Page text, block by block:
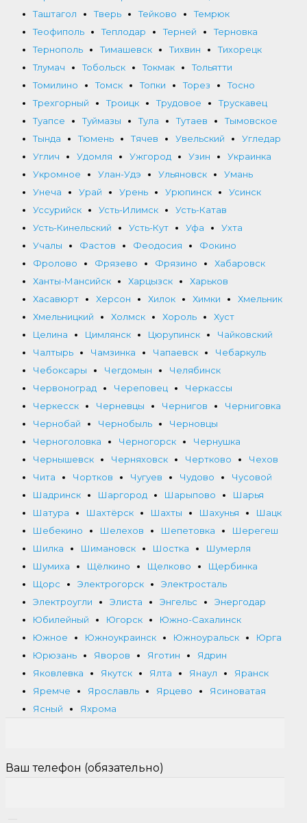
Таштагол
Тверь Тейково
Темрюк
Теофиполь
Теплодар Терней
Терновка
Тернополь
Тимашевск Тихвин
Тихорецк
Тлумач
Тобольск Токмак
Тольятти
Томилино
Томск Топки Торез
Тосно
Трехгорный
Троицк Трудовое
Трускавец
Туапсе
Туймазы Тула Тутаев
Тымовское
Тында
Тюмень Тячев Увельский
Угледар
Углич
Удомля Ужгород Узин
Украинка
Укромное
Улан-Удэ Ульяновск
Умань
Унеча
Урай Урень Урюпинск
Усинск
Уссурийск
Усть-Илимск
Усть-Катав
Усть-Кинельский
Усть-Кут Уфа
Ухта
Учалы
Фастов Феодосия
Фокино
Фролово
Фрязево Фрязино
Хабаровск
Ханты-Мансийск
Харцызск
Харьков
Хасавюрт
Херсон Хилок Химки
Хмельник
Хмельницкий
Холмск Хороль
Хуст
Целина
Цимлянск Цюрупинск
Чайковский
Чалтырь
Чамзинка Чапаевск
Чебаркуль
Чебоксары
Чегдомын
Челябинск
Червоноград
Череповец
Черкассы
Черкесск
Черневцы Чернигов
Черниговка
Чернобай
Чернобыль
Черновцы
Черноголовка
Черногорск
Чернушка
Чернышевск
Черняховск Чертково
Чехов
Чита
Чортков Чугуев Чудово
Чусовой
Шадринск
Шаргород Шарыпово
Шарья
Шатура
Шахтёрск Шахты Шахунья
Шацк
Шебекино
Шелехов Шепетовка
Шерегеш
Шилка
Шимановск Шостка
Шумерля
Шумиха
Щёлкино Щелково
Щербинка
Щорс
Электрогорск
Электросталь
Электроугли
Элиста Энгельс
Энергодар
Юбилейный
Югорск
Южно-Сахалинск
Южное
Южноукраинск Южноуральск
Юрга
Юрюзань
Яворов Яготин
Ядрин
Яковлевка
Якутск Ялта Янаул
Яранск
Яремче
Ярославль Ярцево
Ясиноватая
Ясный
Яхрома
Ваш телефон (обязательно)